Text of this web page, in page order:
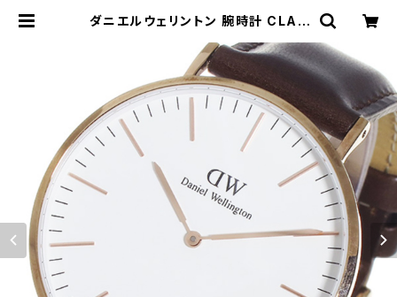
ダニエルウェリントン 腕時計 CLAS
0109DW DW00100009 DW00
600009 ホワイト ダークブラウン
ホワイト | empirewatch